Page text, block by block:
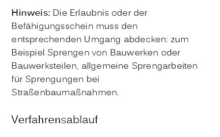
Hinweis: Die Erlaubnis oder der
Befähigungsschein muss den
entsprechenden Umgang abdecken: zum
Beispiel Sprengen von Bauwerken oder
Bauwerksteilen, allgemeine Sprengarbeiten
für Sprengungen bei
Straßenbaumaßnahmen.
Verfahrensablauf